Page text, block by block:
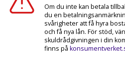
Om du inte kan betala
du en
svårigheter att få hyra
och få nya lån. För stöd,
skuldrådgivningen i din
finns på